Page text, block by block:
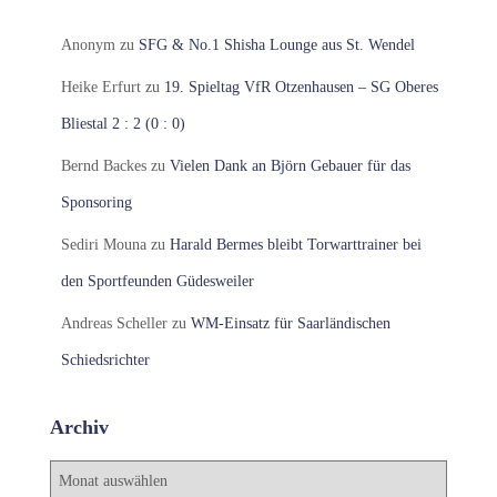
Anonym zu SFG & No.1 Shisha Lounge aus St. Wendel
Heike Erfurt zu 19. Spieltag VfR Otzenhausen – SG Oberes
Bliestal 2 : 2 (0 : 0)
Bernd Backes zu Vielen Dank an Björn Gebauer für das
Sponsoring
Sediri Mouna zu Harald Bermes bleibt Torwarttrainer bei
den Sportfeunden Güdesweiler
Andreas Scheller zu WM-Einsatz für Saarländischen
Schiedsrichter
Archiv
A